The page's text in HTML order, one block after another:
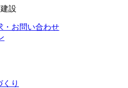
設
り